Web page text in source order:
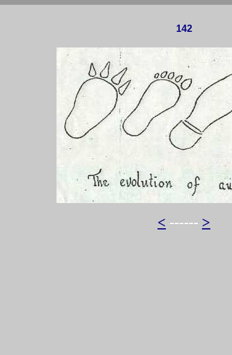
142
< ------ >